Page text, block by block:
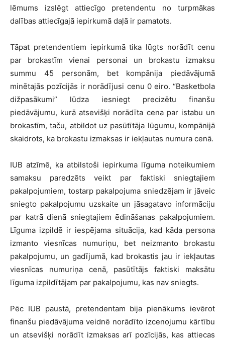
lēmums izslēgt attiecīgo pretendentu no turpmākas
dalības attiecīgajā iepirkumā daļā ir pamatots.
Tāpat pretendentiem iepirkumā tika lūgts norādīt cenu
par brokastīm vienai personai un brokastu izmaksu
summu 45 personām, bet kompānija piedāvājumā
minētajās pozīcijās ir norādījusi cenu 0 eiro. “Basketbola
dižpasākumi” lūdza iesniegt precizētu finanšu
piedāvājumu, kurā atsevišķi norādīta cena par istabu un
brokastīm, taču, atbildot uz pasūtītāja lūgumu, kompānijā
skaidrots, ka brokastu izmaksas ir iekļautas numura cenā.
IUB atzīmē, ka atbilstoši iepirkuma līguma noteikumiem
samaksu paredzēts veikt par faktiski sniegtajiem
pakalpojumiem, tostarp pakalpojuma sniedzējam ir jāveic
sniegto pakalpojumu uzskaite un jāsagatavo informāciju
par katrā dienā sniegtajiem ēdināšanas pakalpojumiem.
Līguma izpildē ir iespējama situācija, kad kāda persona
izmanto viesnīcas numuriņu, bet neizmanto brokastu
pakalpojumu, un gadījumā, kad brokastis jau ir iekļautas
viesnīcas numuriņa cenā, pasūtītājs faktiski maksātu
līguma izpildītājam par pakalpojumu, kas nav sniegts.
Pēc IUB paustā, pretendentam bija pienākums ievērot
finanšu piedāvājuma veidnē norādīto izcenojumu kārtību
un atsevišķi norādīt izmaksas arī pozīcijās, kas attiecas